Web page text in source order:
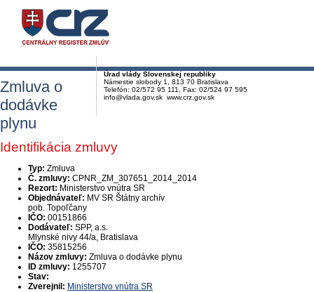
Úrad vlády Slovenskej republiky
Námestie slobody 1, 813 70 Bratislava
Telefón: 02/572 95 111, Fax: 02/524 97 595
info@vlada.gov.sk www.crz.gov.sk
Zmluva o
dodávke
plynu
Identifikácia zmluvy
Typ: Zmluva
Č. zmluvy: CPNR_ZM_307651_2014_2014
Rezort: Ministerstvo vnútra SR
Objednávateľ: MV SR Štátny archív
pob. Topoľčany
IČO: 00151866
Dodávateľ: SPP, a.s.
Mlynské nivy 44/a, Bratislava
IČO: 35815256
Názov zmluvy: Zmluva o dodávke plynu
ID zmluvy: 1255707
Stav:
Zverejnil: Ministerstvo vnútra SR